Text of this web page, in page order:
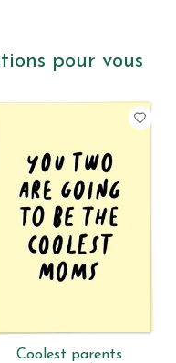
pour vous
Coolest parents